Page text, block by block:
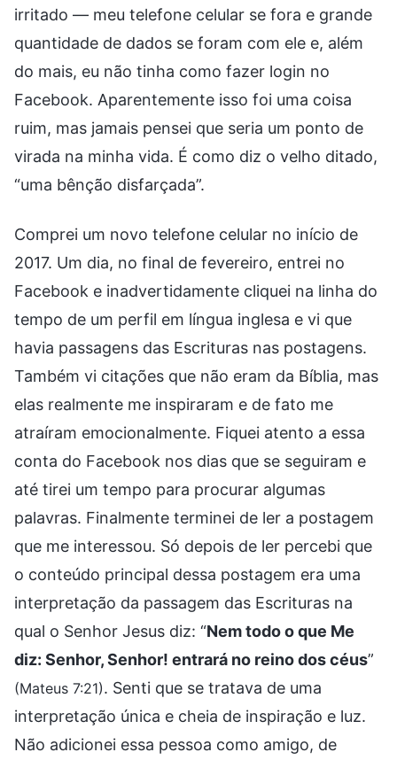
irritado — meu telefone celular se fora e grande
quantidade de dados se foram com ele e, além
do mais, eu não tinha como fazer login no
Facebook. Aparentemente isso foi uma coisa
ruim, mas jamais pensei que seria um ponto de
virada na minha vida. É como diz o velho ditado,
“uma bênção disfarçada”.
Comprei um novo telefone celular no início de
2017. Um dia, no final de fevereiro, entrei no
Facebook e inadvertidamente cliquei na linha do
tempo de um perfil em língua inglesa e vi que
havia passagens das Escrituras nas postagens.
Também vi citações que não eram da Bíblia, mas
elas realmente me inspiraram e de fato me
atraíram emocionalmente. Fiquei atento a essa
conta do Facebook nos dias que se seguiram e
até tirei um tempo para procurar algumas
palavras. Finalmente terminei de ler a postagem
que me interessou. Só depois de ler percebi que
o conteúdo principal dessa postagem era uma
interpretação da passagem das Escrituras na
qual o Senhor Jesus diz: “Nem todo o que Me
diz: Senhor, Senhor! entrará no reino dos céus”
(Mateus 7:21). Senti que se tratava de uma
interpretação única e cheia de inspiração e luz.
Não adicionei essa pessoa como amigo, de